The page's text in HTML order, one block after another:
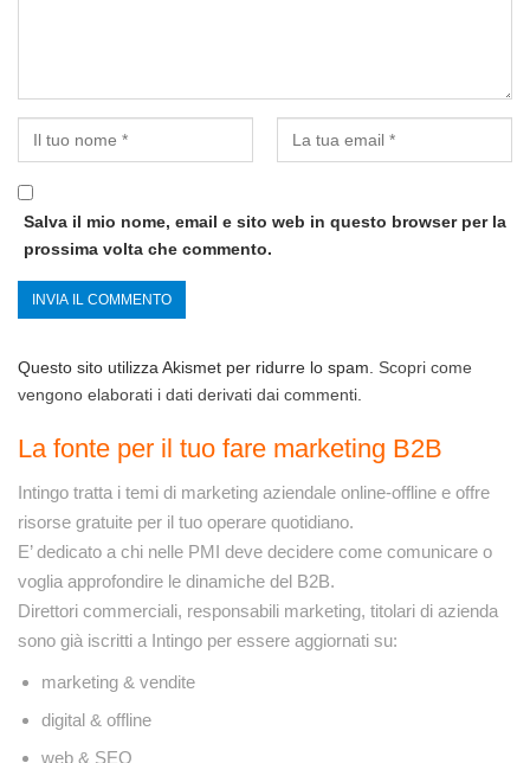
Salva il mio nome, email e sito web in questo browser per la
prossima volta che commento.
Questo sito utilizza Akismet per ridurre lo spam. Scopri come
vengono elaborati i dati derivati dai commenti
La fonte per il tuo fare marketing B2B
Intingo tratta i temi di marketing aziendale online-offline e offre
risorse gratuite per il tuo operare quotidiano.
E’ dedicato a chi nelle PMI deve decidere come comunicare o
voglia approfondire le dinamiche del B2B.
Direttori commerciali, responsabili marketing, titolari di azienda
sono già iscritti a Intingo per essere aggiornati su:
marketing & vendite
digital & offline
web & SEO